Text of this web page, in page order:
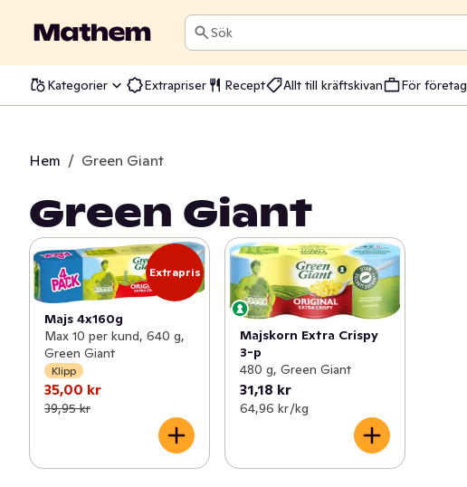
Sök
Kategorier Extrapriser Recept Allt till kräftskivan För företag
Hem / Green Giant
Green Giant
Extrapris
Majs 4x160g
Max 10 per kund, 640 g,
Green Giant
Klipp
35,00 kr
39,95 kr
Majskorn Extra Crispy
3-p
480 g, Green Giant
31,18 kr
64,96 kr /kg